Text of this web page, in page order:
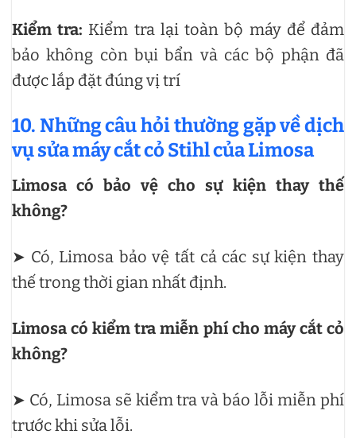
Kiểm tra: Kiểm tra lại toàn bộ máy để đảm
bảo không còn bụi bẩn và các bộ phận đã
được lắp đặt đúng vị trí
10. Những câu hỏi thường gặp về dịch
vụ sửa máy cắt cỏ Stihl của Limosa
Limosa có bảo vệ cho sự kiện thay thế
không?
➤ Có, Limosa bảo vệ tất cả các sự kiện thay
thế trong thời gian nhất định.
Limosa có kiểm tra miễn phí cho máy cắt cỏ
không?
➤ Có, Limosa sẽ kiểm tra và báo lỗi miễn phí
trước khi sửa lỗi.